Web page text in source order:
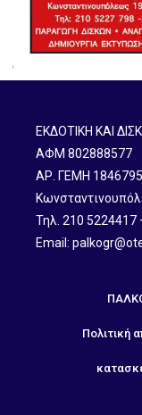
ΕΚΔΟΤΙΚΗ ΚΑΙ
ΑΦΜ 802888577
ΑΡ. ΓΕΜΗ
Τηλ. 210 5224417
Email:
Πολιτική